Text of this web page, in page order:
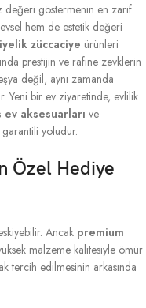
değeri göstermenin en zarif
hem de estetik değeri
züccaciye ürünleri
prestijin ve rafine zevklerin
değil, aynı zamanda
Yeni bir ev ziyaretinde, evlilik
ev aksesuarları ve
garantili yoludur.
Özel Hediye
Ancak premium
malzeme kalitesiyle ömür
tercih edilmesinin arkasında